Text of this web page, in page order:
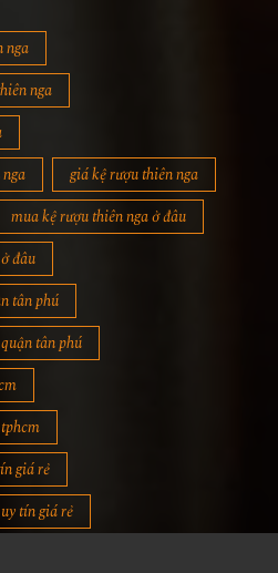
nga
nga
giá kệ rượu thiên nga
mua kệ rượu thiên nga ở đâu
đâu
tân phú
tân phú
giá rẻ
tín giá rẻ